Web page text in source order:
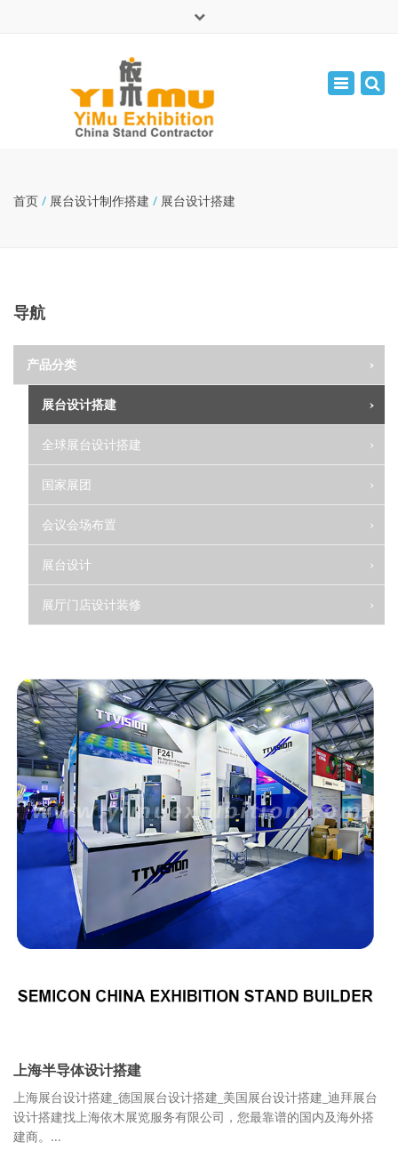
周一 - 周五: 9:00 - 17:30
leolin05131
Toggle
首页 / 展台设计制作搭建 / 展台设计搭建
导航
产品分类
展台设计搭建
全球展台设计搭建
国家展团
会议会场布置
展台设计
展厅门店设计装修
上海半导体设计搭建
上海展台设计搭建_德国展台设计搭建_美国展台设计搭建_迪拜展台
设计搭建找上海依木展览服务有限公司，您最靠谱的国内及海外搭
建商。...